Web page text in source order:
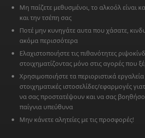
Μη παίζετε μεθυσμένοι, το αλκοόλ είναι
και την τσέπη σας
Ποτέ μην κυνηγάτε αυτα που χάσατε,
ακόμα περισσότερα
Ελαχιστοποιήστε τις πιθανότητες
στοιχηματίζοντας μόνο στις αγορές που
Χρησιμοποιήστε τα περιοριστικά
στοιχηματικές ιστοσελίδες/εφαρμογές
να σας προστατέψουν και να σας
παίγνια υπεύθυνα
Μην κάνετε αλητείες με τις προσφορές!